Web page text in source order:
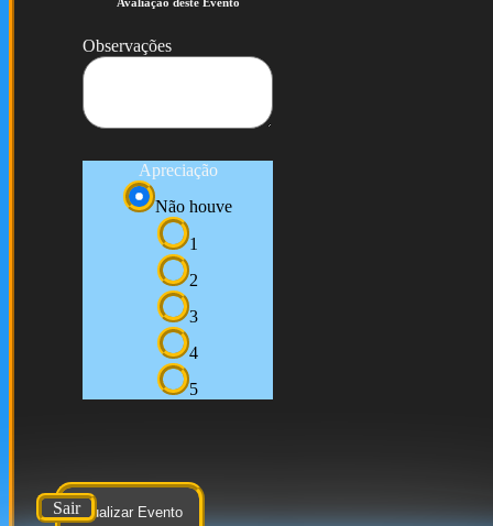
Observações
Apreciação
Não houve
1
2
3
4
5
Atualizar Evento
Sair